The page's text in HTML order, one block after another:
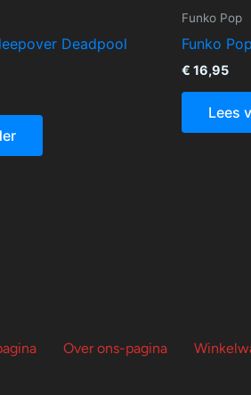
Deadpool
Funko Pop
Funko
€ 16,95
Lees
Over ons-pagina